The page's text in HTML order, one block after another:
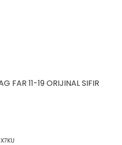
FAR 11-19 ORIJINAL SIFIR